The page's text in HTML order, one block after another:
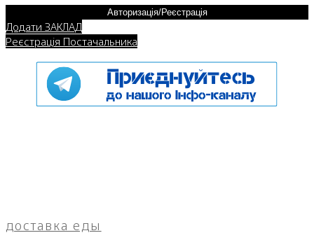
Авторизація/Реєстрація
Додати ЗАКЛАД
Реєстрація Постачальника
доставка еды